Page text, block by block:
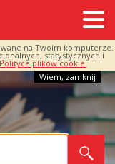
na Twoim komputerze.
statystycznych i
Polityce plików cookie.
Wiem, zamknij